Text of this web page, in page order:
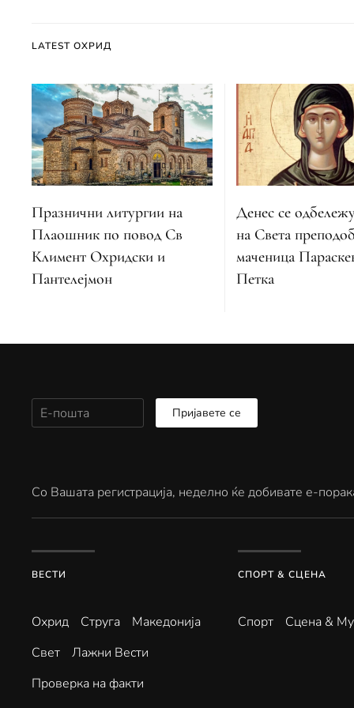
LATEST ОХРИД
Празнични литургии на
Плаошник по повод Св
Климент Охридски и
Пантелејмон
Денес се
на Света
маченица
Петка
Пријавете се
Со Вашата регистрација, неделно ќе добивате е-
ВЕСТИ
Охрид Струга
Македонија
Свет
Лажни Вести
Проверка на факти
СПОРТ & СЦЕНА
Спорт Сцена &